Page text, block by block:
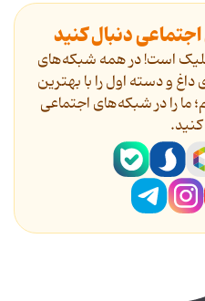
دنبال کنید
کلیک است! در همه شبکه‌های
و دسته اول را با بهترین
ما را در شبکه‌های اجتماعی